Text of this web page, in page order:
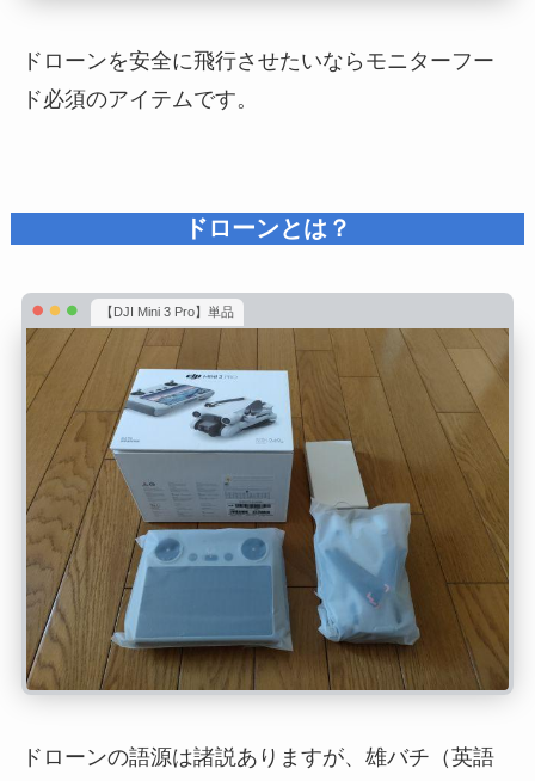
ドローンを安全に飛行させたいならモニターフー
ド必須のアイテムです。
ドローンとは？
【DJI Mini 3 Pro】単品
ドローンの語源は諸説ありますが、雄バチ（英語